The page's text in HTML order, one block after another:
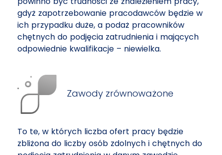
gdyż zapotrzebowanie pracodawców będzie w
ich przypadku duże, a podaż pracowników
chętnych do podjęcia zatrudnienia i mających
odpowiednie kwalifikacje – niewielka.
Zawody zrównoważone
To te, w których liczba ofert pracy będzie
zbliżona do liczby osób zdolnych i chętnych do